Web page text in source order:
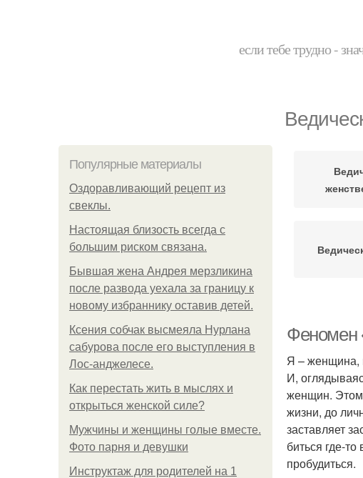
если тебе трудно -
Популярные материалы
Оздоравливающий рецепт из
свеклы.
Hacтоящая близость всегда с
большим риском связана.
Бывшая жена Андрея мерзликина
после развода уехала за границу к
новому избраннику оставив детей.
Ксения собчак высмеяла Нурлана
сабурова после его выступления в
Лос-анджелесе.
Как перестать жить в мыслях и
открыться женской силе?
Мужчины и женщины голые вместе.
Фото парня и девушки
Инструктаж для родителей на 1
Феномен
Я – женщина,
И,
женщин.
жизни, до
заставляет
биться где-
пробудиться.